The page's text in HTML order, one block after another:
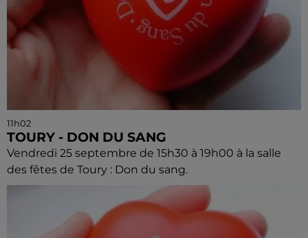
11h02
TOURY - DON DU SANG
Vendredi 25 septembre de 15h30 à 19h00 à la salle
des fêtes de Toury : Don du sang.